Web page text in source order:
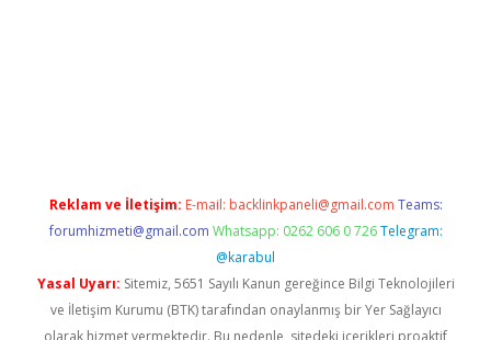
Reklam ve İletişim: E-mail: backlinkpaneli@gmail.com Teams:
forumhizmeti@gmail.com Whatsapp: 0262 606 0 726 Telegram:
@karabul
Yasal Uyarı: Sitemiz, 5651 Sayılı Kanun gereğince Bilgi Teknolojileri
ve İletişim Kurumu (BTK) tarafından onaylanmış bir Yer Sağlayıcı
olarak hizmet vermektedir. Bu nedenle, sitedeki içerikleri proaktif